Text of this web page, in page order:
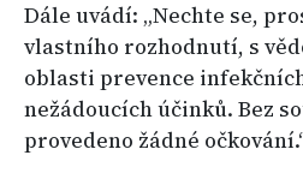
Dále uvádí: „Nechte se,
vlastního rozhodnutí, s
oblasti prevence
nežádoucích účinků. Bez
provedeno žádné